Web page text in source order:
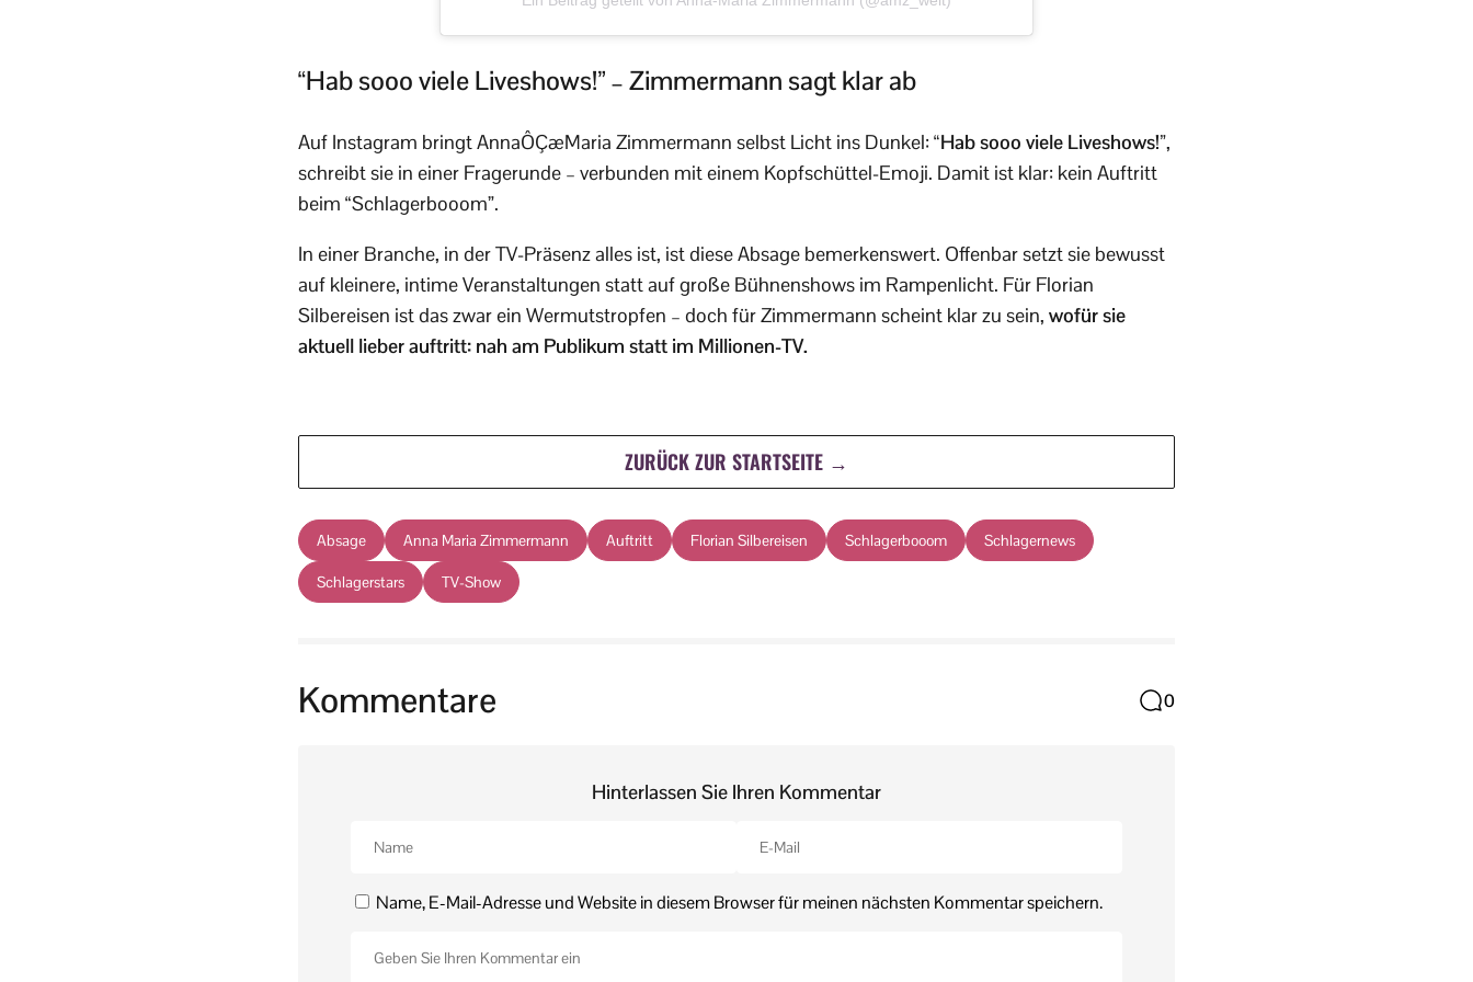
“Hab sooo viele Liveshows!” – Zimmermann sagt klar ab
Auf Instagram bringt AnnaÔÇæMaria Zimmermann selbst Licht ins Dunkel: “Hab sooo viele Liveshows!”,
schreibt sie in einer Fragerunde – verbunden mit einem Kopfschüttel-Emoji. Damit ist klar: kein Auftritt
beim “Schlagerbooom”.
In einer Branche, in der TV-Präsenz alles ist, ist diese Absage bemerkenswert. Offenbar setzt sie bewusst
auf kleinere, intime Veranstaltungen statt auf große Bühnenshows im Rampenlicht. Für Florian
Silbereisen ist das zwar ein Wermutstropfen – doch für Zimmermann scheint klar zu sein, wofür sie
aktuell lieber auftritt: nah am Publikum statt im Millionen-TV.
ZURÜCK ZUR STARTSEITE →
Absage Anna Maria Zimmermann Auftritt Florian Silbereisen Schlagerbooom Schlagernews
Schlagerstars TV-Show
Kommentare 0
Hinterlassen Sie Ihren Kommentar
Name, E-Mail-Adresse und Website in diesem Browser für meinen nächsten Kommentar speichern.